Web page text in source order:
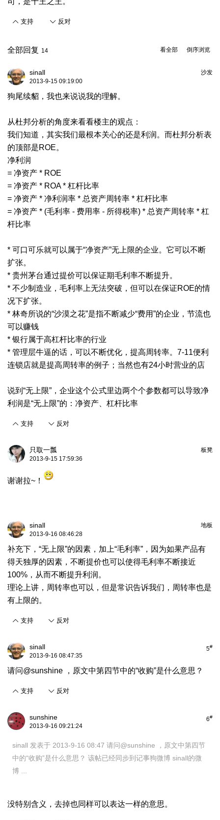
支持 反对
倒序浏览
看全部
全部回复 14
沙发
sinall
2013-9-15 09:19:00
狗尾续貂，我也来说说我的理解。
从杜邦分析的角度来看看楼主的观点：
我们知道，其实我们最根本关心的还是利润。而杜邦分析表
的顶部是ROE。
净利润
= 净资产 * ROE
= 净资产 * ROA * 杠杆比率
= 净资产 * 净利润率 * 总资产周转率 * 杠杆比率
= 净资产 * (毛利率 - 费用率 - 所得税率) * 总资产周转率 * 杠
杆比率
* 可口可乐就可以属于“净资产”无上限的企业。它可以不断
扩张。
* 贵州茅台通过提价可以保证期毛利率不断提升。
* 不少制造业，毛利率上无法突破，但可以在保证ROE的情
况下扩张。
* 林奇所说的“沙漠之花”是指不断减少“费用”的企业，节流也
可以赚钱
* 银行属于高杠杆比率的行业
* 管理层牛逼的话，可以不断优化，提高周转率。7-11便利
连锁店就是提高周转率的例子；当然也有24小时营业的店
说到“无上限”，企业这个公式里边两个个参数都可以导致净
利润是“无上限”的：净资产、杠杆比率
支持 反对
板凳
只取一瓢
2013-9-15 17:59:36
谢谢拉~！
地板
sinall
2013-9-16 08:46:28
补充下，“无上限”的因素，加上“毛利率”，因为如果产品有
得天独厚的因素，不断提价也可以使得毛利率不断接近
100%，从而不断提升利润。
理论上讲，周转率也可以，但是常识告诉我们，周转率也是
有上限的。
支持 反对
5#
sinall
2013-9-16 08:47:35
请问@sunshine ，原文中第四节中的“收购”是什么意思？
支持 反对
6#
sunshine
2013-9-16 09:21:24
sinall 发表于 2013-9-16 08:47 请问@sunshine ，原文中第四节
中的“收购”是什么意思？ 该帖已经同步到记事狗微博 sinall的微
博 ...
没特别含义，去掉也同样可以表达一样的意思。